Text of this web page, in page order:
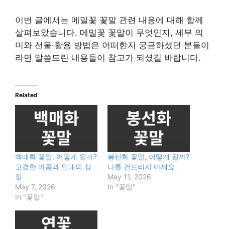
이번 글에서는 메밀꽃 꽃말 관련 내용에 대해 함께
살펴보았습니다. 메밀꽃 꽃말이 무엇인지, 세부 의
미와 선물·활용 방법은 어떠한지 궁금하셨던 분들이
라면 말씀드린 내용들이 참고가 되셨길 바랍니다.
Related
백매화 꽃말, 어떻게 될까?
고결한 마음과 인내의 상
징
May 7, 2026
In "꽃말"
봉선화 꽃말, 어떻게 될까?
나를 건드리지 마세요
May 11, 2026
In "꽃말"